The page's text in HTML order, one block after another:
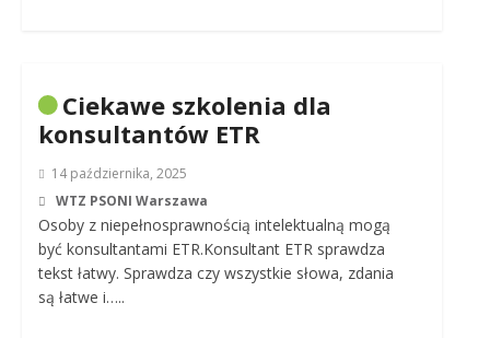
Ciekawe szkolenia dla
konsultantów ETR
14 października, 2025
WTZ PSONI Warszawa
Osoby z niepełnosprawnością intelektualną mogą
być konsultantami ETR.Konsultant ETR sprawdza
tekst łatwy. Sprawdza czy wszystkie słowa, zdania
są łatwe i…..